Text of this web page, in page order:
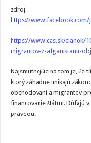
zdroj:
https://www.facebook.com/
https://www.cas.sk/clanok/
migrantov-z-afganistanu-
Najsmutnejšie na tom je, že
ktorý záhadne unikajú
obchodovaní a migrantov
financovanie štátmi. Dúfajú
pravdou.